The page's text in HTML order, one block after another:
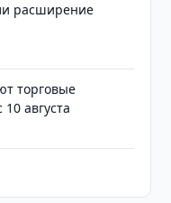
расширение
торговые
августа